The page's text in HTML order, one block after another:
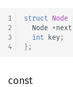
1
2
3
4
struct Node
Node *next
int
key;
};
const